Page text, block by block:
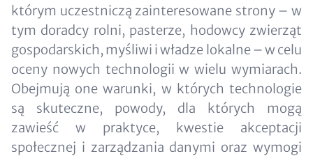
którym uczestniczą zainteresowane strony – w
tym doradcy rolni, pasterze, hodowcy zwierząt
gospodarskich, myśliwi i władze lokalne – w celu
oceny nowych technologii w wielu wymiarach.
Obejmują one warunki, w których technologie
są skuteczne, powody, dla których mogą
zawieść w praktyce, kwestie akceptacji
społecznej i zarządzania danymi oraz wymogi